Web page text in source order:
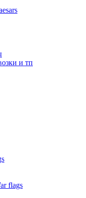
и тп
flags